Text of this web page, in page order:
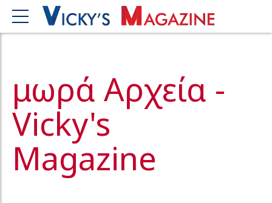
μωρά Αρχεία -
Vicky's
Magazine